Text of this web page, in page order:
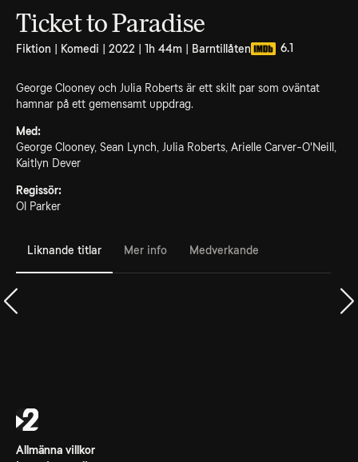
Ticket to Paradise
Fiktion | Komedi | 2022 | 1h 44m | Barntillåten 6.1
George Clooney och Julia Roberts är ett skilt par som oväntat
hamnar på ett gemensamt uppdrag.
Med:
George Clooney, Sean Lynch, Julia Roberts, Arielle Carver-O'Neill,
Kaitlyn Dever
Regissör:
Ol Parker
Liknande titlar Mer info Medverkande
Allmänna villkor